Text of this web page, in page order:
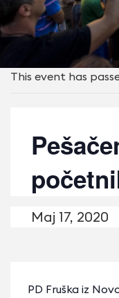
This event has
Maj 17, 2020
PD Fruška iz